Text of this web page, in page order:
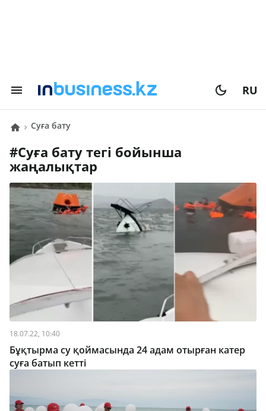
RU
суға бату
# суға бату тегі бойынша
жаңалықтар
18.07.22, 10:40
Бұқтырма су қоймасында 24 адам отырған катер
суға батып кетті